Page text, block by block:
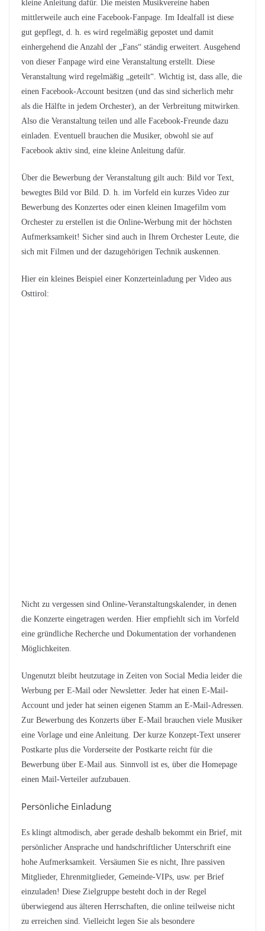
kleine Anleitung dafür. Die meisten Musikvereine haben
mittlerweile auch eine Facebook-Fanpage. Im Idealfall ist diese
gut gepflegt, d. h. es wird regelmäßig gepostet und damit
einhergehend die Anzahl der „Fans“ ständig erweitert. Ausgehend
von dieser Fanpage wird eine Veranstaltung erstellt. Diese
Veranstaltung wird regelmäßig „geteilt“. Wichtig ist, dass alle, die
einen Facebook-Account besitzen (und das sind sicherlich mehr
als die Hälfte in jedem Orchester), an der Verbreitung mitwirken.
Also die Veranstaltung teilen und alle Facebook-Freunde dazu
einladen. Eventuell brauchen die Musiker, obwohl sie auf
Facebook aktiv sind, eine kleine Anleitung dafür.
Über die Bewerbung der Veranstaltung gilt auch: Bild vor Text,
bewegtes Bild vor Bild. D. h. im Vorfeld ein kurzes Video zur
Bewerbung des Konzertes oder einen kleinen Imagefilm vom
Orchester zu erstellen ist die Online-Werbung mit der höchsten
Aufmerksamkeit! Sicher sind auch in Ihrem Orchester Leute, die
sich mit Filmen und der dazugehörigen Technik auskennen.
Hier ein kleines Beispiel einer Konzerteinladung per Video aus
Osttirol:
Nicht zu vergessen sind Online-Veranstaltungskalender, in denen
die Konzerte eingetragen werden. Hier empfiehlt sich im Vorfeld
eine gründliche Recherche und Dokumentation der vorhandenen
Möglichkeiten.
Ungenutzt bleibt heutzutage in Zeiten von Social Media leider die
Werbung per E-Mail oder Newsletter. Jeder hat einen E-Mail-
Account und jeder hat seinen eigenen Stamm an E-Mail-Adressen.
Zur Bewerbung des Konzerts über E-Mail brauchen viele Musiker
eine Vorlage und eine Anleitung. Der kurze Konzept-Text unserer
Postkarte plus die Vorderseite der Postkarte reicht für die
Bewerbung über E-Mail aus. Sinnvoll ist es, über die Homepage
einen Mail-Verteiler aufzubauen.
Persönliche Einladung
Es klingt altmodisch, aber gerade deshalb bekommt ein Brief, mit
persönlicher Ansprache und handschriftlicher Unterschrift eine
hohe Aufmerksamkeit. Versäumen Sie es nicht, Ihre passiven
Mitglieder, Ehrenmitglieder, Gemeinde-VIPs, usw. per Brief
einzuladen! Diese Zielgruppe besteht doch in der Regel
überwiegend aus älteren Herrschaften, die online teilweise nicht
zu erreichen sind. Vielleicht legen Sie als besondere